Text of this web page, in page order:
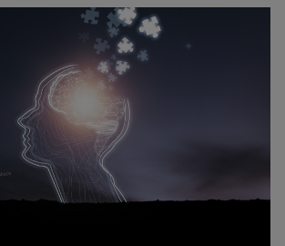
This will close in3seconds